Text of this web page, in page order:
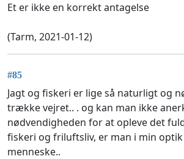
Et er ikke en korrekt antagelse
(Tarm, 2021-01-12)
#85
Jagt og fiskeri er lige så naturligt og
trække vejret.. . og kan man ikke
nødvendigheden for at opleve det
fiskeri og friluftsliv, er man i min
menneske..